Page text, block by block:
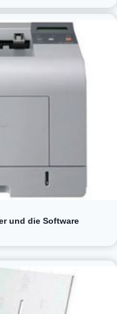
und die Software